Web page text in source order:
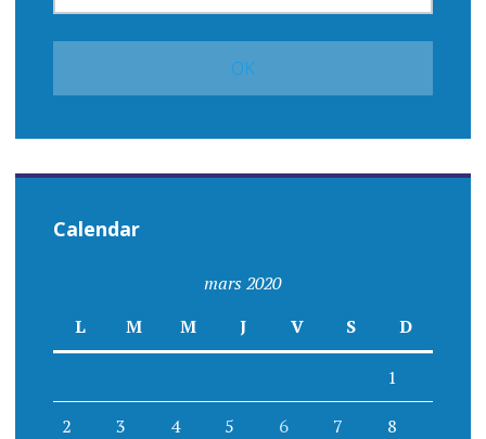
Calendar
mars 2020
L
M M J V S D
1
2 3 4 5 6 7 8